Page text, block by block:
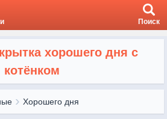
Поиск
хорошего дня с
котёнком
Хорошего дня